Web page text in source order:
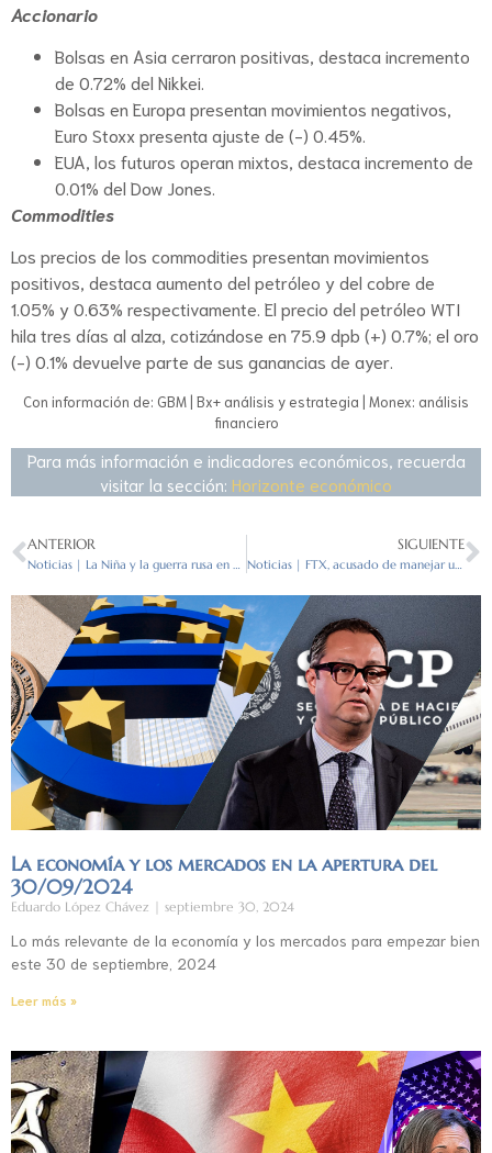
Accionario
Bolsas en Asia cerraron positivas, destaca incremento
de 0.72% del Nikkei.
Bolsas en Europa presentan movimientos negativos,
Euro Stoxx presenta ajuste de (-) 0.45%.
EUA, los futuros operan mixtos, destaca incremento de
0.01% del Dow Jones.
Commodities
Los precios de los commodities presentan movimientos
positivos, destaca aumento del petróleo y del cobre de
1.05% y 0.63% respectivamente. El precio del petróleo WTI
hila tres días al alza, cotizándose en 75.9 dpb (+) 0.7%; el oro
(-) 0.1% devuelve parte de sus ganancias de ayer.
Con información de: GBM | Bx+ análisis y estrategia | Monex: análisis
financiero
Para más información e indicadores económicos, recuerda
visitar la sección: Horizonte económico
ANTERIOR SIGUIENTE
Noticias | FTX, acusado de manejar un «castillo de naipes»
La economía y los mercados en la apertura del
30/09/2024
Eduardo López Chávez septiembre 30, 2024
Lo más relevante de la economía y los mercados para empezar bien
este 30 de septiembre, 2024
Leer más »